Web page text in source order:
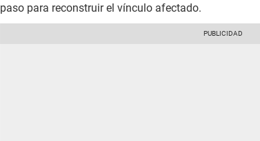
paso para reconstruir el vínculo afectado.